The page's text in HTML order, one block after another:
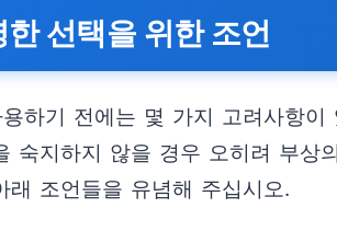
선택을 위한 조언
하기 전에는 몇 가지 고려사항
지하지 않을 경우 오히려 부상
조언들을 유념해 주십시오.